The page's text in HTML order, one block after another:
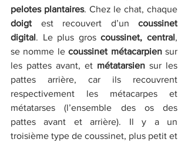
pelotes plantaires
doigt est recouvert d’un coussinet
digital. Le plus gros coussinet, central,
se nomme le coussinet métacarpien sur
les pattes avant, et métatarsien sur les
pattes arrière, car ils recouvrent
respectivement les métacarpes et
métatarses (l’ensemble des os des
pattes avant et arrière). Il y a un
troisième type de coussinet, plus petit et